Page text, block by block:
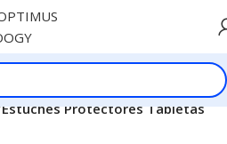
Estuches Protectores Tabletas